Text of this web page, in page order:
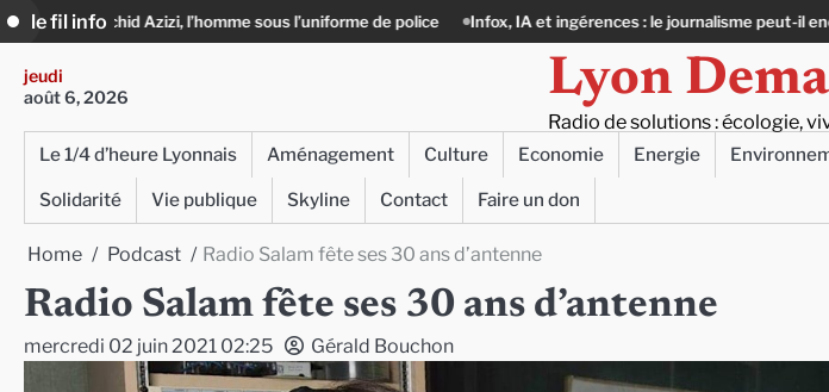
Skip
to
content
le fil info
l’homme sous l’uniforme de police Infox, IA et ingérences : le journalisme peut-il encore lutter ?
jeudi
août 6, 2026
Lyon
Radio de solutions : écologie,
Le 1/4 d’heure Lyonnais Aménagement Culture Economie Energie
Solidarité
Vie publique Skyline Contact Faire un don
Home Podcast Radio Salam fête ses 30 ans d’antenne
Radio Salam fête ses 30 ans d’antenne
mercredi 02 juin 2021 02:25 Gérald Bouchon